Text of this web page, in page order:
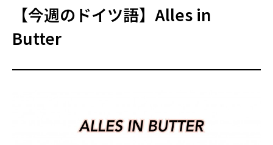
観光ガイド
留学＆キャリア
ライフスタイル
【今週のドイツ語】Alles in
Butter